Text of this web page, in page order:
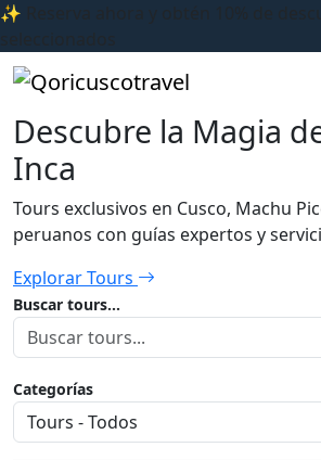
✨ Reserva ahora y obtén 10% de
Descubre la Magia
Inca
Tours exclusivos en Cusco, Machu
peruanos con guías expertos y
Explorar Tours
Buscar tours...
Categorías